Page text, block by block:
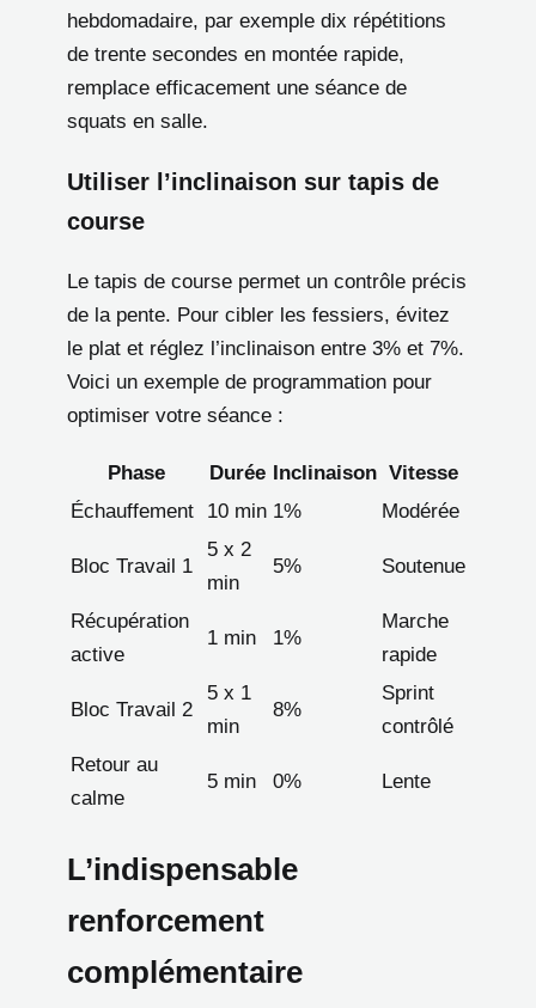
hebdomadaire, par exemple dix répétitions
de trente secondes en montée rapide,
remplace efficacement une séance de
squats en salle.
Utiliser l’inclinaison sur tapis de
course
Le tapis de course permet un contrôle précis
de la pente. Pour cibler les fessiers, évitez
le plat et réglez l’inclinaison entre 3% et 7%.
Voici un exemple de programmation pour
optimiser votre séance :
Phase Durée Inclinaison Vitesse
Échauffement
10 min 1% Modérée
Bloc Travail 1
5 x 2
min
5% Soutenue
Récupération
active
1 min 1%
Marche
rapide
Bloc Travail 2
5 x 1
min
8%
Sprint
contrôlé
Retour au
calme
5 min 0% Lente
L’indispensable
renforcement
complémentaire